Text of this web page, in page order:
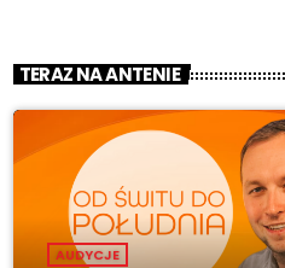
TERAZ NA ANTENIE
AUDYCJE